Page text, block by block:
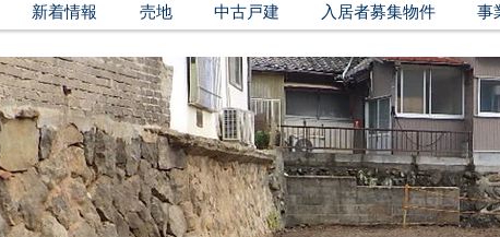
新着情報 売地 中古戸建 入居者募集物件 事